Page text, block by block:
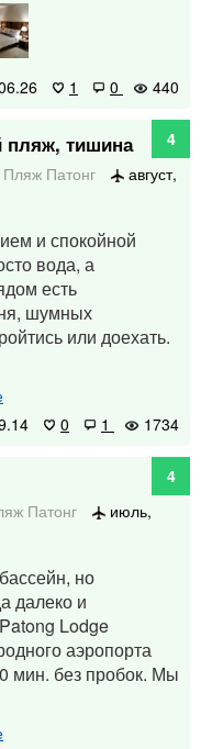
1 0 440
пляж, тишина
4
Пляж Патонг
август,
и спокойной
вода, а
есть
шумных
или доехать.
0 1 1734
4
Патонг
июль,
но
далеко и
Lodge
аэропорта
мин. без пробок. Мы